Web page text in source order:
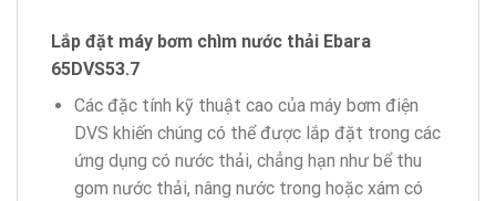
Lắp đặt máy bơm chìm nước thải Ebara
65DVS53.7
Các đặc tính kỹ thuật cao của máy bơm điện
DVS khiến chúng có thể được lắp đặt trong các
ứng dụng có nước thải, chẳng hạn như bể thu
gom nước thải, nâng nước trong hoặc xám có